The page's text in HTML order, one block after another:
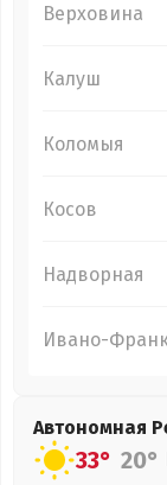
Верховина
Калуш
Коломыя
Косов
Надворная
Ивано-
Автономная
33° 20°